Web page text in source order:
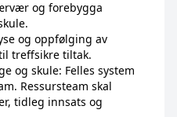
og forebygga
og oppfølging av
treffsikre tiltak.
og skule: Felles system
Ressursteam skal
tidleg innsats og